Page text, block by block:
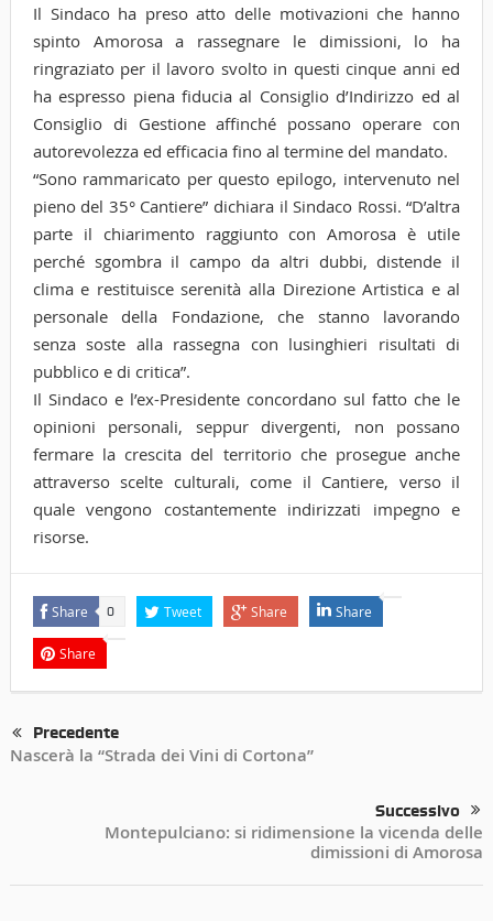
Il Sindaco ha preso atto delle motivazioni che hanno
spinto Amorosa a rassegnare le dimissioni, lo ha
ringraziato per il lavoro svolto in questi cinque anni ed
ha espresso piena fiducia al Consiglio d’Indirizzo ed al
Consiglio di Gestione affinché possano operare con
autorevolezza ed efficacia fino al termine del mandato.
“Sono rammaricato per questo epilogo, intervenuto nel
pieno del 35° Cantiere” dichiara il Sindaco Rossi. “D’altra
parte il chiarimento raggiunto con Amorosa è utile
perché sgombra il campo da altri dubbi, distende il
clima e restituisce serenità alla Direzione Artistica e al
personale della Fondazione, che stanno lavorando
senza soste alla rassegna con lusinghieri risultati di
pubblico e di critica”.
Il Sindaco e l’ex-Presidente concordano sul fatto che le
opinioni personali, seppur divergenti, non possano
fermare la crescita del territorio che prosegue anche
attraverso scelte culturali, come il Cantiere, verso il
quale vengono costantemente indirizzati impegno e
risorse.
Share 0 Tweet Share Share
Share
Precedente
Nascerà la “Strada dei Vini di Cortona”
Successivo
Montepulciano: si ridimensione la vicenda delle
dimissioni di Amorosa